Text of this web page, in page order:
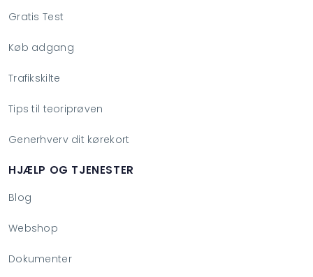
Gratis Test
Køb adgang
Trafikskilte
Tips til teoriprøven
Generhverv dit kørekort
HJÆLP OG TJENESTER
Blog
Webshop
Dokumenter